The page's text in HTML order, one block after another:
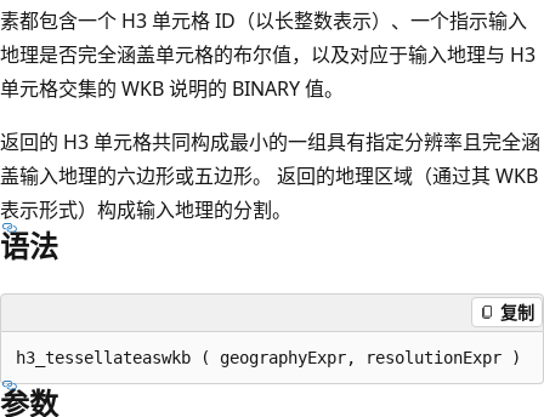
素都包含一个 H3 单元格 ID（以长整数表示）、一个指示输入
地理是否完全涵盖单元格的布尔值，以及对应于输入地理与 H3
单元格交集的 WKB 说明的 BINARY 值。
返回的 H3 单元格共同构成最小的一组具有指定分辨率且完全涵
盖输入地理的六边形或五边形。 返回的地理区域（通过其 WKB
表示形式）构成输入地理的分割。
语法
复制
参数